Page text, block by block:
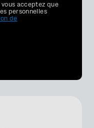
acceptez que
personnelles
de